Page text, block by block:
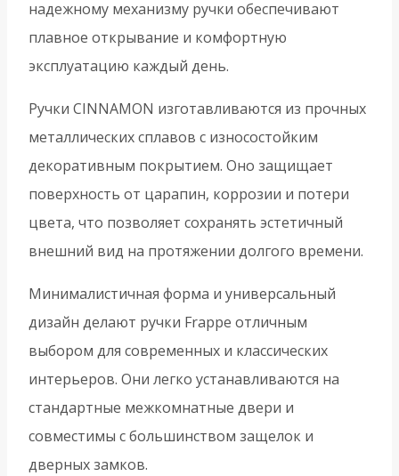
надежному механизму ручки обеспечивают
плавное открывание и комфортную
эксплуатацию каждый день.
Ручки CINNAMON изготавливаются из прочных
металлических сплавов с износостойким
декоративным покрытием. Оно защищает
поверхность от царапин, коррозии и потери
цвета, что позволяет сохранять эстетичный
внешний вид на протяжении долгого времени.
Минималистичная форма и универсальный
дизайн делают ручки Frappe отличным
выбором для современных и классических
интерьеров. Они легко устанавливаются на
стандартные межкомнатные двери и
совместимы с большинством защелок и
дверных замков.